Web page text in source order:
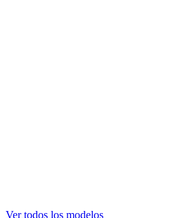
Ver todos los modelos